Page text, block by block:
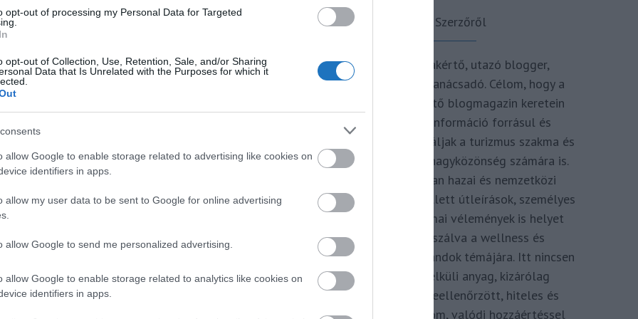
opt-out of processing my Personal Data for Targeted
opt-out of Collection, Use, Retention, Sale, and/or Sharing
Data that Is Unrelated with the Purposes for which it
allow Google to enable storage related to advertising like cookies on
identifiers in apps.
allow my user data to be sent to Google for online advertising
allow Google to send me personalized advertising.
allow Google to enable storage related to analytics like cookies on
identifiers in apps.
mint 250 ezer külföldi utazó döntő többsége
Ők több mint 400 ezer vendégéjszakát
az idei iskolai szünet nyertesei a vidéki települések
10-ből kilenc utazó fővároson túli desztinációt
Hévíz és Hajdúszoboszló volt a legnépszerűbb. A
Bükkre, Sárvárra, Győrre és Szegedre látogatott. A
Ausztriából, Romániából és az Egyesült
indultak útnak a családosok, amit jól mutat,
regisztráltak 18 év alatti vendégeket.
forintos bevételt értek el a szünet alatt. Ez 24%-
képest. Ebből Budapesten 11,4 milliárd forintot
a vidéki 17,6 milliárd forintos bevétel 23%-kal
A Szerzőről
Turisztikai szakértő, utazó blogger,
vendégélmény tanácsadó. Célom, hogy a
kategória teremtő blogmagazin keretein
belül hiteles információ forrásul és
inspirációul szolgáljak a turizmus szakma és
az utazni vágyó nagyközönség számára is.
Repertoáromban hazai és nemzetközi
turizmus hírek mellett útleírások, személyes
ajánlók és szakmai vélemények is helyet
kapnak, fókuszálva a wellness és
termálfürdők, strandok témájára. Itt nincsen
hivatkozás nélküli anyag, kizárólag
többszörösen leellenőrzött, hiteles és
minőségi tartalom, valódi hozzáértéssel